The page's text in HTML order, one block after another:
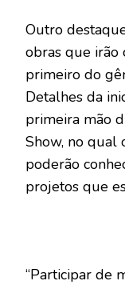
Outro
obras que irão
primeiro do
Detalhes da
primeira mão
Show, no qual
poderão
projetos que
“Participar de